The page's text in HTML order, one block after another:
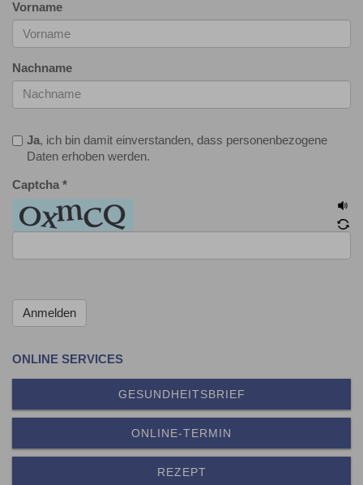
Vorname
Nachname
Ja, ich bin damit einverstanden, dass personenbezogene
Daten erhoben werden.
Captcha *
ONLINE SERVICES
GESUNDHEITSBRIEF
ONLINE-TERMIN
REZEPT